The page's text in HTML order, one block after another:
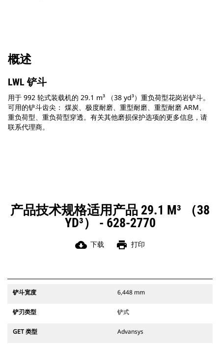
概述
LWL 铲斗
用于 992 轮式装载机的 29.1 m³ （38 yd³）重负荷型花岗岩铲斗。
可用的铲斗齿尖： 煤炭、极度耐磨、重型耐磨、重型耐磨 ARM、
重负荷型、重负荷型穿透。有关其他磨损保护选项的更多信息，请
联系代理商。
产品技术规格适用产品 29.1 M³ （38
YD³） - 628-2770
cloud_download 下载 print 打印
铲斗宽度 6,448 mm
铲刃类型 铲式
GET 类型 Advansys